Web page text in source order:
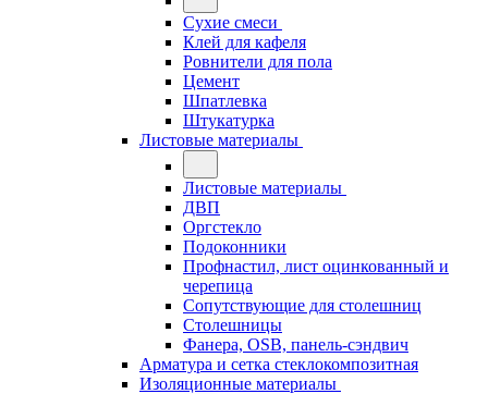
Сухие смеси
Клей для кафеля
Ровнители для пола
Цемент
Шпатлевка
Штукатурка
Листовые материалы
Листовые материалы
ДВП
Оргстекло
Подоконники
Профнастил, лист оцинкованный и
черепица
Сопутствующие для столешниц
Столешницы
Фанера, OSB, панель-сэндвич
Арматура и сетка стеклокомпозитная
Изоляционные материалы